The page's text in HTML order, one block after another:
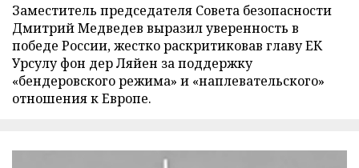
Заместитель председателя Совета безопасности
Дмитрий Медведев выразил уверенность в
победе России, жестко раскритиковав главу ЕК
Урсулу фон дер Ляйен за поддержку
«бендеровского режима» и «наплевательского»
отношения к Европе.